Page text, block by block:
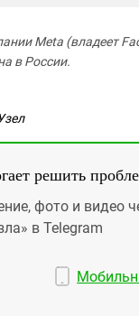
Meta (владеет
в России.
решить
фото и видео
в Telegram